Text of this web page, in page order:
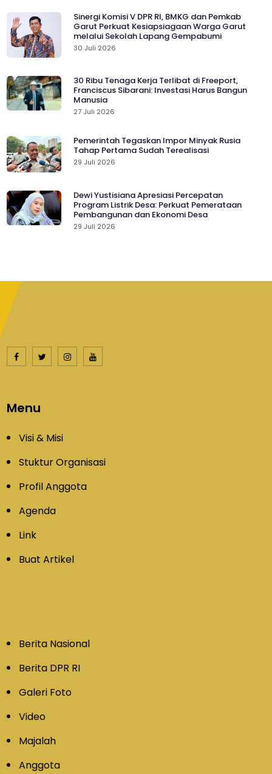
Sinergi Komisi V DPR RI, BMKG dan Pemkab
Garut Perkuat Kesiapsiagaan Warga Garut
melalui Sekolah Lapang Gempabumi
30 Juli 2026
30 Ribu Tenaga Kerja Terlibat di Freeport,
Franciscus Sibarani: Investasi Harus Bangun
Manusia
27 Juli 2026
Pemerintah Tegaskan Impor Minyak Rusia
Tahap Pertama Sudah Terealisasi
29 Juli 2026
Dewi Yustisiana Apresiasi Percepatan
Program Listrik Desa: Perkuat Pemerataan
Pembangunan dan Ekonomi Desa
29 Juli 2026
Menu
Visi & Misi
Stuktur Organisasi
Profil Anggota
Agenda
Link
Buat Artikel
Berita Nasional
Berita DPR RI
Galeri Foto
Video
Majalah
Anggota